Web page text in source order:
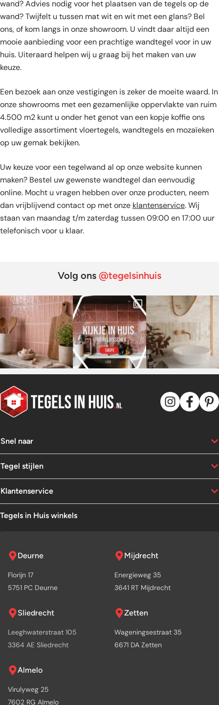
wand? Advies nodig voor het plaatsen van de tegels op de
wand? Twijfelt u tussen mat wit en wit met een glans? Bel
ons, of kom langs in onze showroom. U vindt daar altijd een
mooie aanbieding voor een prachtige wandtegel voor in uw
huis. Uiteraard helpen wij u graag bij het maken van uw
keuze.
Een bezoek aan onze vestigingen is zeker de moeite waard. In
onze showrooms met een gezamenlijke oppervlakte van ruim
4.500 m2 kunt u onder het genot van een kopje koffie ons
volledige assortiment vloertegels, wandtegels en mozaïeken
op uw gemak bekijken.
Uw keuze voor een tegelwand al op onze website kunnen
maken? Bestel uw gewenste wandtegel dan eenvoudig
online. Mocht u vragen hebben over onze producten, neem
dan vrijblijvend contact op met onze klantenservice. Wij
staan van maandag t/m zaterdag tussen 09:00 en 17:00 uur
telefonisch voor u klaar.
Volg ons @tegelsinhuis
Snel naar
Tegel stijlen
Klantenservice
Tegels in Huis winkels
Deurne
Florijn 17
5751 PC Deurne
Mijdrecht
Energieweg 35
3641 RT Mijdrecht
Sliedrecht
Leeghwaterstraat 105
3364 AE Sliedrecht
Zetten
Wageningsestraat 35
6671 DA Zetten
Almelo
Virulyweg 25
7602 RG Almelo